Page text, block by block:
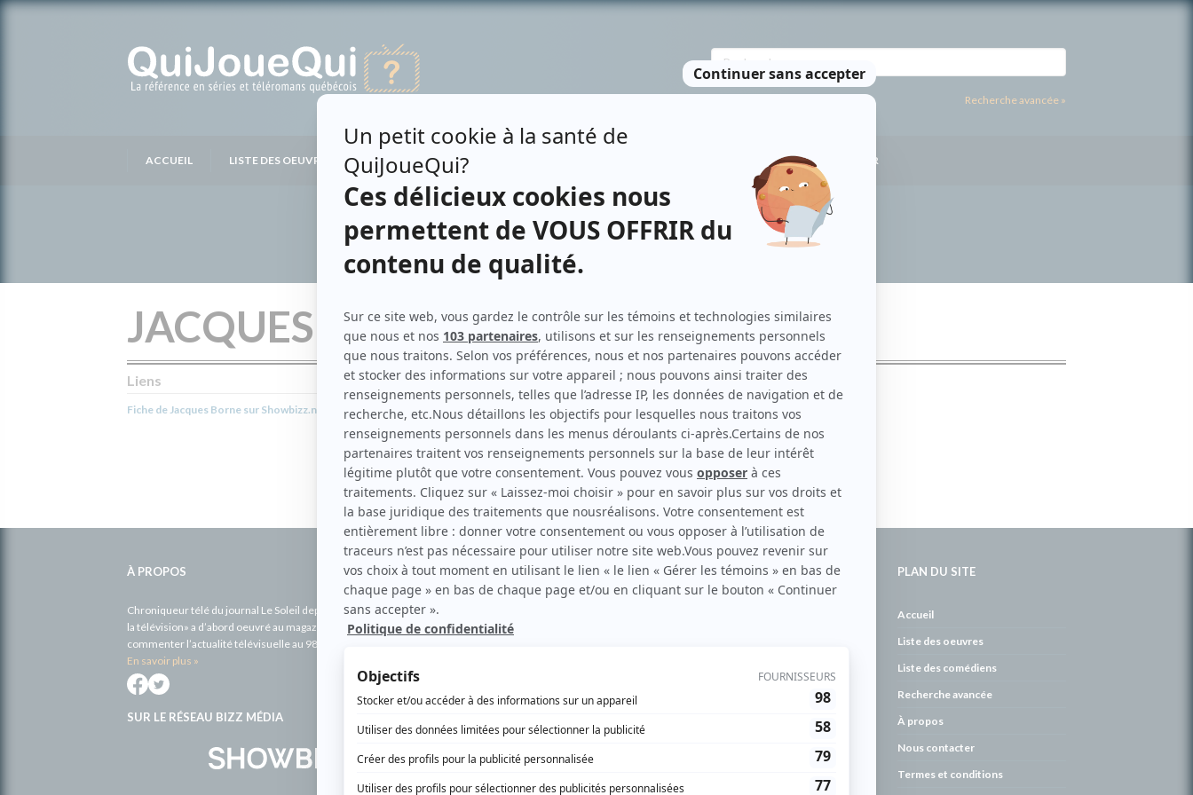
Recherche avancée »
ACCUEIL LISTE DES OEUVRES LISTE DES PERSONNES NOUS CONTACTER
JACQUES BORNE
Liens
Fiche de Jacques Borne sur Showbizz.net
Personnages
D'Iberville(Rôle inconnu)
À PROPOS
Chroniqueur télé du journal Le Soleil depuis 2001, Richard Therrien carbure à son petit écran. Celui qu’on surnomme parfois «l’encyclopédie de
la télévision» a d’abord oeuvré au magazine TV Hebdo de 1996 à 2001. Sa spécialité: la télé québécoise. On peut l’entendre régulièrement
commenter l’actualité télévisuelle au 98,5.
En savoir plus »
SUR LE RÉSEAU BIZZ MÉDIA
PLAN DU SITE
Accueil
Liste des oeuvres
Liste des comédiens
Recherche avancée
À propos
Nous contacter
Termes et conditions